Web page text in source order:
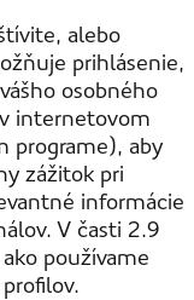
alebo
prihlásenie,
osobného
internetovom
programe), aby
zážitok pri
informácie
V časti 2.9
používame